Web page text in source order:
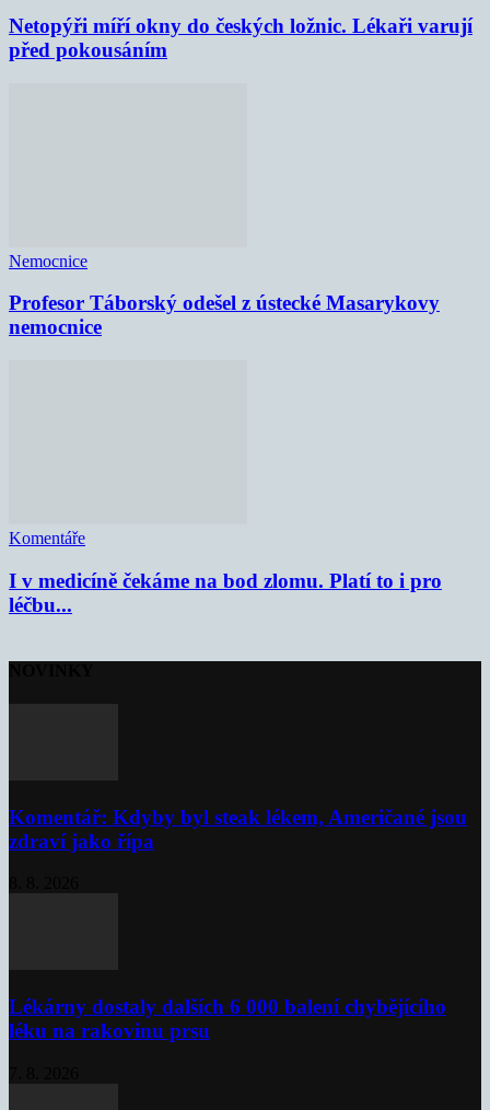
Netopýři míří okny do českých ložnic. Lékaři varují
před pokousáním
Nemocnice
Profesor Táborský odešel z ústecké Masarykovy
nemocnice
Komentáře
I v medicíně čekáme na bod zlomu. Platí to i pro
léčbu...
Komentář: Kdyby byl steak lékem, Američané jsou
zdraví jako řípa
Lékárny dostaly dalších 6 000 balení chybějícího
léku na rakovinu prsu